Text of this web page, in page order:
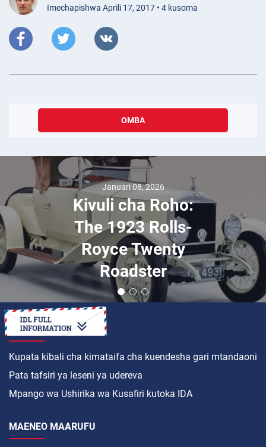
Imechapishwa Aprili 17, 2017 • 4 kusoma
OMBA
Januari 08, 2026
Kivuli cha Roho:
The 1923 Rolls-
Royce Twenty
Roadster
JINSI YA
Kupata kibali cha kimataifa cha kuendesha gari mtandaoni
Pata tafsiri ya leseni ya udereva
Mpango wa Ushirika wa Kusafiri kutoka IDA
MAENEO MAARUFU